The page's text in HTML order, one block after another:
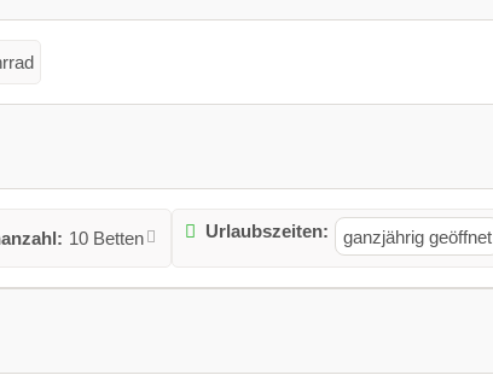
10 Betten Urlaubszeiten: ganzjährig geöffnet